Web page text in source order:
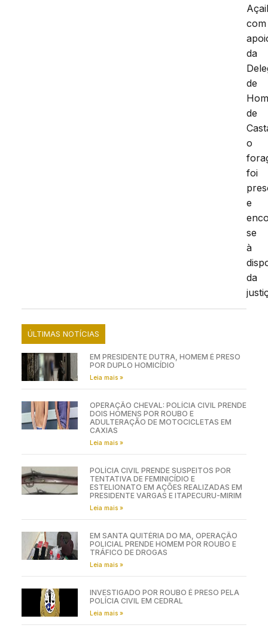
com
da
de
de
o
foi
e
se
à
da
ÚLTIMAS NOTÍCIAS
EM PRESIDENTE DUTRA, HOMEM É PRESO
POR DUPLO HOMICÍDIO
Leia mais »
OPERAÇÃO CHEVAL: POLÍCIA CIVIL PRENDE
DOIS HOMENS POR ROUBO E
ADULTERAÇÃO DE MOTOCICLETAS EM
CAXIAS
Leia mais »
POLÍCIA CIVIL PRENDE SUSPEITOS POR
TENTATIVA DE FEMINICÍDIO E
ESTELIONATO EM AÇÕES REALIZADAS EM
PRESIDENTE VARGAS E ITAPECURU-MIRIM
Leia mais »
EM SANTA QUITÉRIA DO MA, OPERAÇÃO
POLICIAL PRENDE HOMEM POR ROUBO E
TRÁFICO DE DROGAS
Leia mais »
INVESTIGADO POR ROUBO É PRESO PELA
POLÍCIA CIVIL EM CEDRAL
Leia mais »